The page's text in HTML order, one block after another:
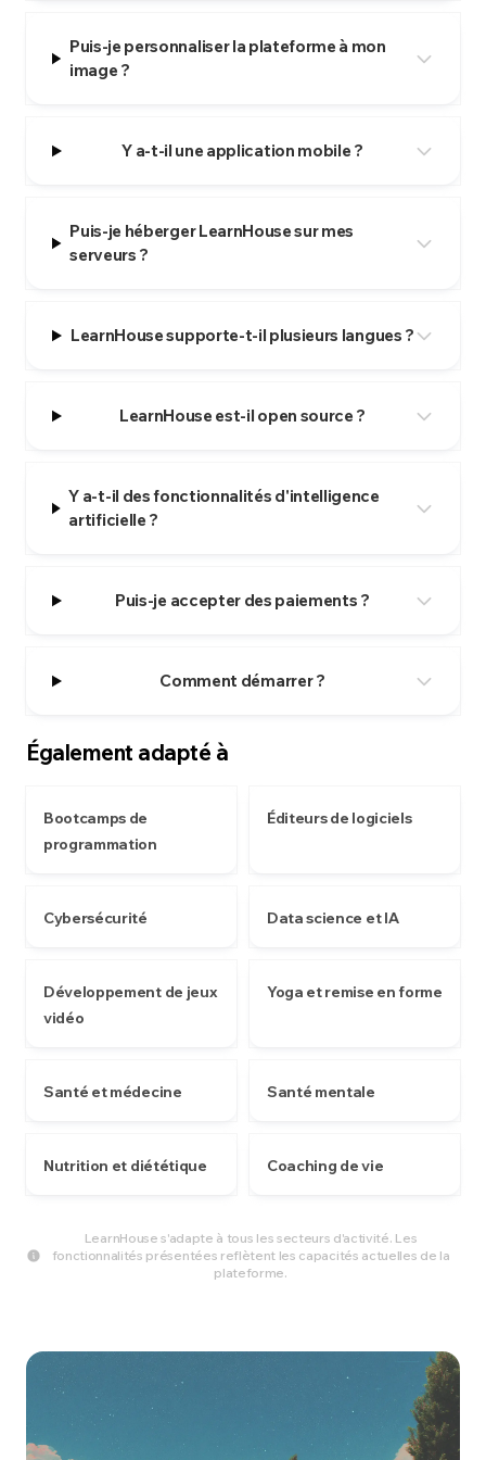
Puis-je personnaliser la plateforme à mon
image ?
Y a-t-il une application mobile ?
Puis-je héberger LearnHouse sur mes
serveurs ?
LearnHouse supporte-t-il plusieurs langues ?
LearnHouse est-il open source ?
Y a-t-il des fonctionnalités d'intelligence
artificielle ?
Puis-je accepter des paiements ?
Comment démarrer ?
Également adapté à
Bootcamps de
programmation
Éditeurs de logiciels
Cybersécurité Data science et IA
Développement de jeux
vidéo
Yoga et remise en forme
Santé et médecine Santé mentale
Nutrition et diététique Coaching de vie
LearnHouse s'adapte à tous les secteurs d'activité. Les
fonctionnalités présentées reflètent les capacités actuelles de la
plateforme.